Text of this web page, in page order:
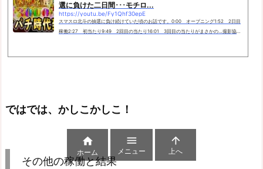
選に負けた二日間･･･モチロ...
https://youtu.be/Fy1Qhf30epE
スマスロ北斗の抽選に負け続けていた頃のお話です。0:00 オープニング1:52 2日目
稼働2:27 初当たり9:49 2回目の当たり16:01 3回目の当たりがまさかの…撮影協力
ではでは、かしこかしこ！
その他の稼働と結果

ホーム

メニュー

上へ